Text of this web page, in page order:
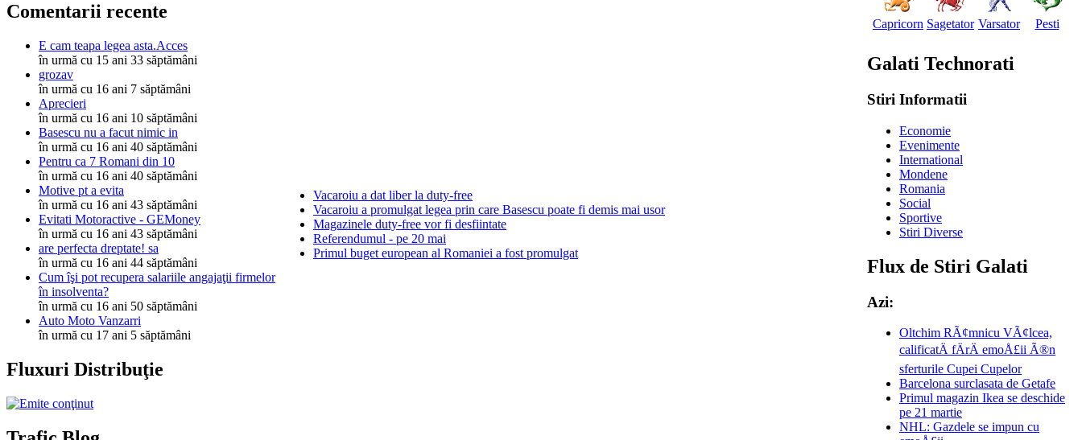
Comentarii recente
E cam teapa legea asta.Acces
în urmă cu 15 ani 33 săptămâni
grozav
în urmă cu 16 ani 7 săptămâni
Aprecieri
în urmă cu 16 ani 10 săptămâni
Basescu nu a facut nimic in
în urmă cu 16 ani 40 săptămâni
Pentru ca 7 Romani din 10
în urmă cu 16 ani 40 săptămâni
Motive pt a evita
în urmă cu 16 ani 43 săptămâni
Evitati Motoractive - GEMoney
în urmă cu 16 ani 43 săptămâni
are perfecta dreptate! sa
în urmă cu 16 ani 44 săptămâni
Cum îşi pot recupera salariile angajaţii firmelor
în insolventa?
în urmă cu 16 ani 50 săptămâni
Auto Moto Vanzarri
în urmă cu 17 ani 5 săptămâni
Fluxuri Distribuţie
Vacaroiu a dat liber la duty-free
Vacaroiu a promulgat legea prin care Basescu poate fi demis mai usor
Magazinele duty-free vor fi desfiintate
Referendumul - pe 20 mai
Primul buget european al Romaniei a fost promulgat
Capricorn Sagetator Varsator Pesti
Galati Technorati
Stiri Informatii
Economie
Evenimente
International
Mondene
Romania
Social
Sportive
Stiri Diverse
Flux de Stiri Galati
Azi:
Oltchim RÃ¢mnicu VÃ¢lcea,
calificatÄ fÄrÄ emoÅ£ii Ã®n
sferturile Cupei Cupelor
Barcelona surclasata de Getafe
Primul magazin Ikea se deschide
pe 21 martie
NHL: Gazdele se impun cu